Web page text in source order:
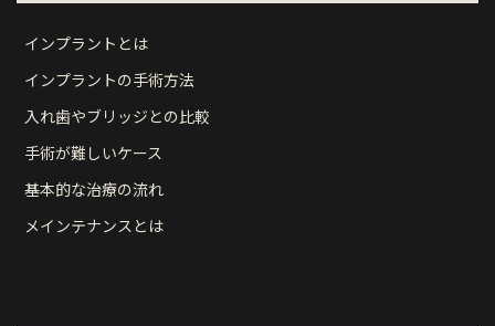
インプラントとは
インプラントの手術方法
入れ歯やブリッジとの比較
手術が難しいケース
基本的な治療の流れ
メインテナンスとは